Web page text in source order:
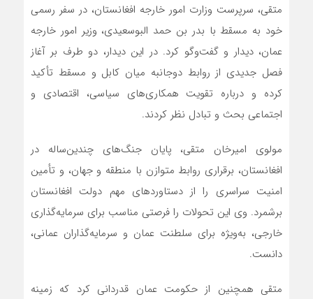
متقی، سرپرست وزارت امور خارجه افغانستان، در سفر رسمی
خود به مسقط با بدر بن حمد البوسعیدی، وزیر امور خارجه
عمان، دیدار و گفت‌وگو کرد. در این دیدار، دو طرف بر آغاز
فصل جدیدی از روابط دوجانبه میان کابل و مسقط تأکید
کرده و درباره تقویت همکاری‌های سیاسی، اقتصادی و
اجتماعی بحث و تبادل نظر کردند.
مولوی امیرخان متقی، پایان جنگ‌های چندین‌ساله در
افغانستان، برقراری روابط متوازن با منطقه و جهان، و تأمین
امنیت سراسری را از دستاوردهای مهم دولت افغانستان
برشمرد. وی این تحولات را فرصتی مناسب برای سرمایه‌گذاری
خارجی، به‌ویژه برای سلطنت عمان و سرمایه‌گذاران عمانی،
دانست.
متقی همچنین از حکومت عمان قدردانی کرد که زمینه